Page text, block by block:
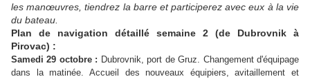
les manœuvres, tiendrez la barre et participerez avec eux à la vie
du bateau.
Plan de navigation détaillé semaine 2 (de Dubrovnik à
Pirovac) :
Samedi 29 octobre : Dubrovnik, port de Gruz. Changement d'équipage
dans la matinée. Accueil des nouveaux équipiers, avitaillement et